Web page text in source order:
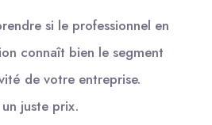
si le professionnel en
connaît bien le segment
de votre entreprise.
un juste prix.